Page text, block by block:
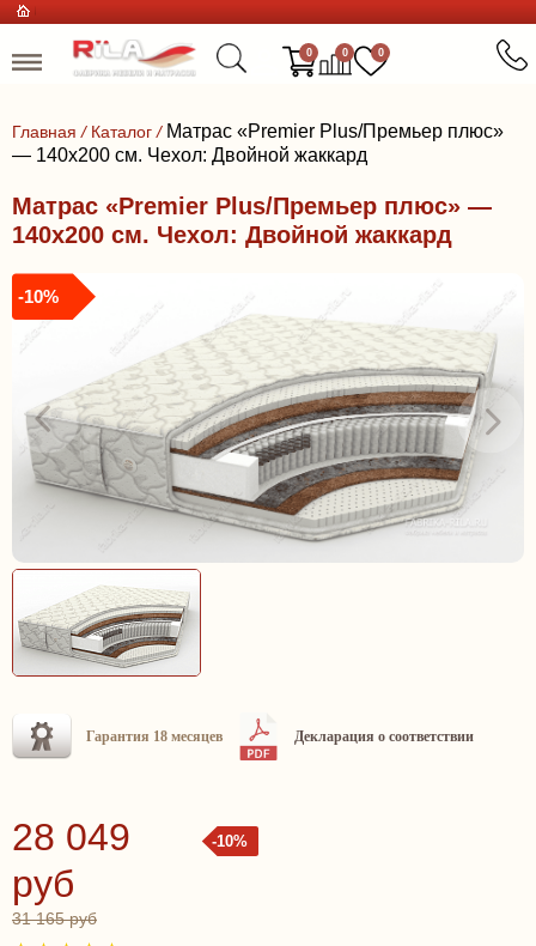
0 0 0
Главная / Каталог / Матрас «Premier Plus/Премьер плюс»
— 140x200 см. Чехол: Двойной жаккард
Матрас «Premier Plus/Премьер плюс» —
140x200 см. Чехол: Двойной жаккард
-10%
Гарантия 18 месяцев Декларация о соответствии
-10%
28 049
руб
31 165 руб